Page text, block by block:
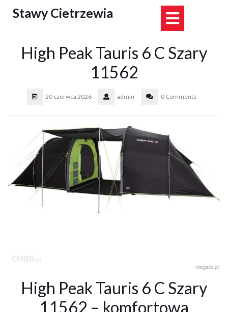
Stawy Cietrzewia
High Peak Tauris 6 C Szary
11562
20 czerwca 2026 admin 0 Comments
High Peak Tauris 6 C Szary
11562 – komfortowa